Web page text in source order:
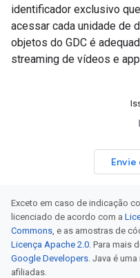
identificador exclusivo
acessar cada unidade de
objetos do GDC é
streaming de vídeos e
Exceto em caso de indicação
licenciado de acordo com a
Commons, e as amostras de
Licença Apache 2.0. Para mais
Google Developers. Java é
afiliadas.